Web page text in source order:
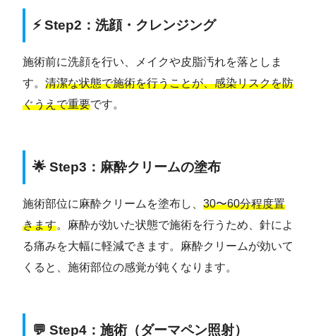
⚡ Step2：洗顔・クレンジング
施術前に洗顔を行い、メイクや皮脂汚れを落としま
す。 清潔な状態で施術を行うことが、感染リスクを防
ぐうえで重要です。
🌟 Step3：麻酔クリームの塗布
施術部位に麻酔クリームを塗布し、 30〜60分程度置
きます。麻酔が効いた状態で施術を行うため、針によ
る痛みを大幅に軽減できます。麻酔クリームが効いて
くると、施術部位の感覚が鈍くなります。
💬 Step4：施術（ダーマペン照射）